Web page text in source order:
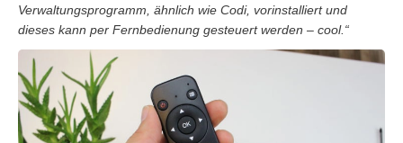
Verwaltungsprogramm, ähnlich wie Codi, vorinstalliert und
dieses kann per Fernbedienung gesteuert werden – cool.“